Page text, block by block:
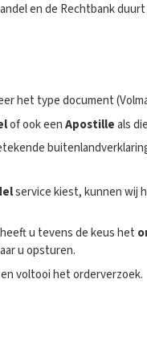
en de Rechtbank
het type document
of ook eenApostilleals
service kiest, kunnen wij
u tevens de keus het
u opsturen.
voltooi het orderverzoek.